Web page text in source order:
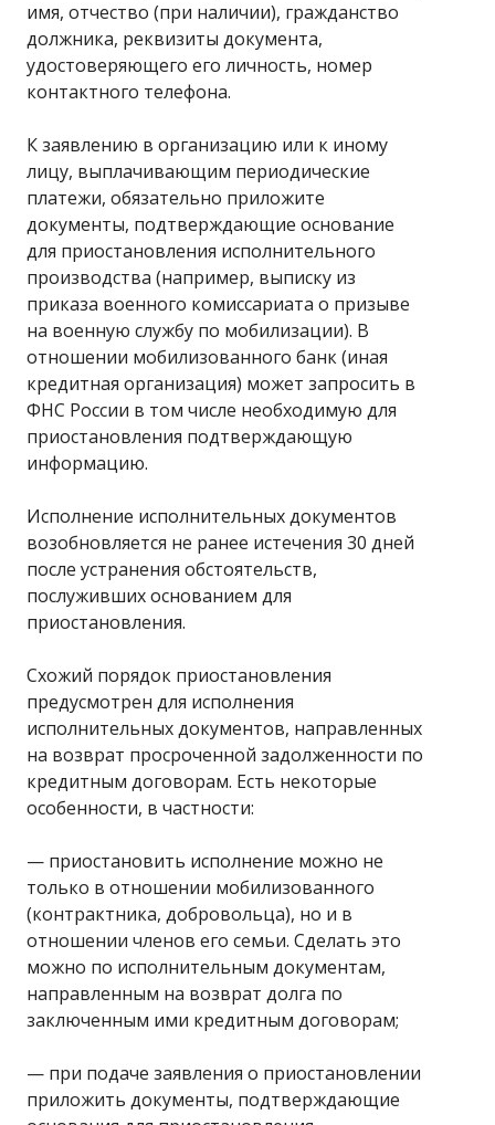
имя, отчество (при наличии), гражданство
должника, реквизиты документа,
удостоверяющего его личность, номер
контактного телефона.
К заявлению в организацию или к иному
лицу, выплачивающим периодические
платежи, обязательно приложите
документы, подтверждающие основание
для приостановления исполнительного
производства (например, выписку из
приказа военного комиссариата о призыве
на военную службу по мобилизации). В
отношении мобилизованного банк (иная
кредитная организация) может запросить в
ФНС России в том числе необходимую для
приостановления подтверждающую
информацию.
Исполнение исполнительных документов
возобновляется не ранее истечения 30 дней
после устранения обстоятельств,
послуживших основанием для
приостановления.
Схожий порядок приостановления
предусмотрен для исполнения
исполнительных документов, направленных
на возврат просроченной задолженности по
кредитным договорам. Есть некоторые
особенности, в частности:
— приостановить исполнение можно не
только в отношении мобилизованного
(контрактника, добровольца), но и в
отношении членов его семьи. Сделать это
можно по исполнительным документам,
направленным на возврат долга по
заключенным ими кредитным договорам;
— при подаче заявления о приостановлении
приложить документы, подтверждающие